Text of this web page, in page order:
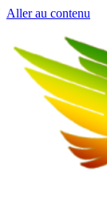
Aller au contenu